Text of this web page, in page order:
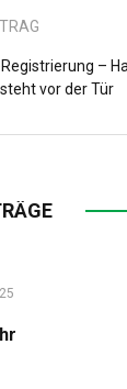
–
vor der Tür